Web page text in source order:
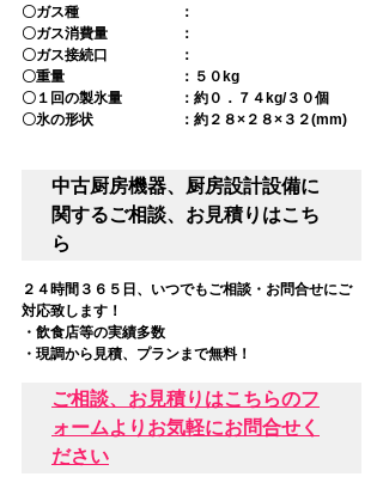
〇ガス種　　　　　　　：
〇ガス消費量　　　　　：
〇ガス接続口　　　　　：
〇重量　　　　　　　　：５０kg
〇１回の製氷量　　　　：約０．７４kg/３０個
〇氷の形状　　　　　　：約２８×２８×３２(mm)
中古厨房機器、厨房設計設備に
関するご相談、お見積りはこち
ら
２４時間３６５日、いつでもご相談・お問合せにご
対応致します！
・飲食店等の実績多数
・現調から見積、プランまで無料！
ご相談、お見積りはこちらのフ
ォームよりお気軽にお問合せく
ださい